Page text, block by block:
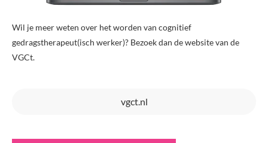
Wil je meer weten over het worden van cognitief
gedragstherapeut(isch werker)? Bezoek dan de website van de
VGCt.
vgct.nl